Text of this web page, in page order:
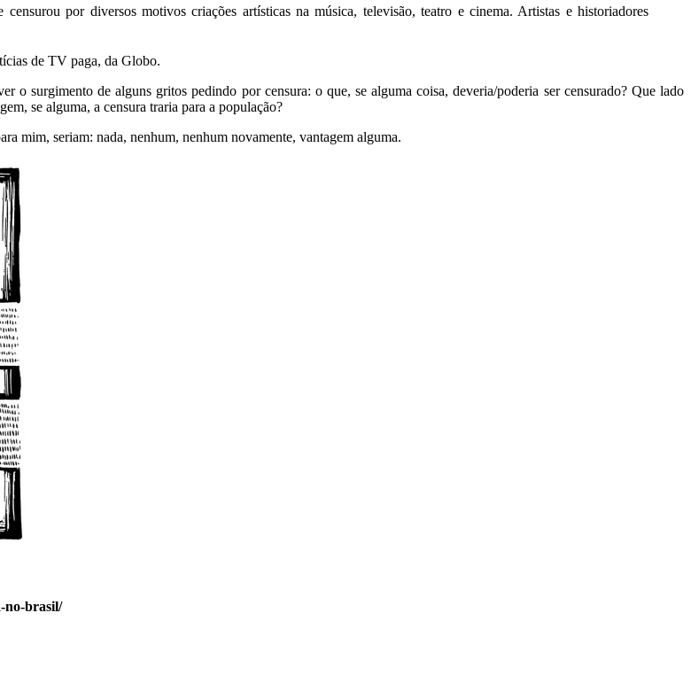
por diversos motivos criações artísticas na música, televisão, teatro e cinema. Artistas e historiadores
de TV paga, da Globo.
o surgimento de alguns gritos pedindo por censura: o que, se alguma coisa, deveria/poderia ser censurado? Que lado
se alguma, a censura traria para a população?
mim, seriam: nada, nenhum, nenhum novamente, vantagem alguma.
no-brasil/